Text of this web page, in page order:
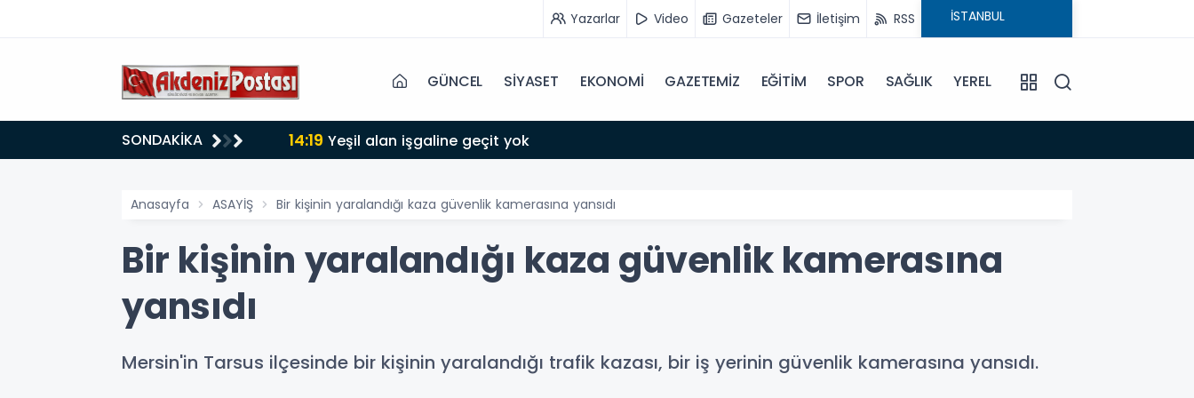
Yazarlar Video Gazeteler İletişim RSS
GÜNCEL SİYASET EKONOMİ GAZETEMİZ EĞİTİM SPOR SAĞLIK YEREL
SONDAKİKA
30 dereceyi gördü 14:19 Yeşil alan işgaline geçit yok
Anasayfa ASAYİŞ Bir kişinin yaralandığı kaza güvenlik kamerasına yansıdı
Bir kişinin yaralandığı kaza güvenlik kamerasına
yansıdı
Mersin'in Tarsus ilçesinde bir kişinin yaralandığı trafik kazası, bir iş yerinin güvenlik kamerasına yansıdı.